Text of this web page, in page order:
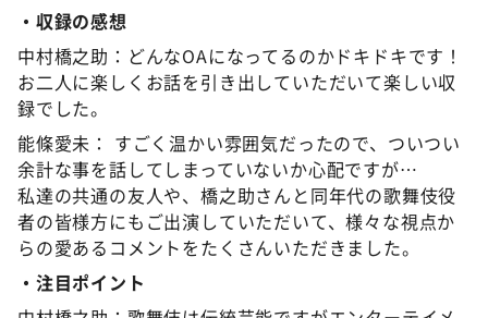
・収録の感想
中村橋之助：どんなOAになってるのかドキドキです！
お二人に楽しくお話を引き出していただいて楽しい収
録でした。
能條愛未： すごく温かい雰囲気だったので、ついつい
余計な事を話してしまっていないか心配ですが…
私達の共通の友人や、橋之助さんと同年代の歌舞伎役
者の皆様方にもご出演していただいて、様々な視点か
らの愛あるコメントをたくさんいただきました。
・注目ポイント